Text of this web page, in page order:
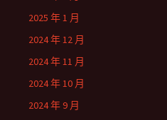
2025 年 1 月
2024 年 12 月
2024 年 11 月
2024 年 10 月
2024 年 9 月